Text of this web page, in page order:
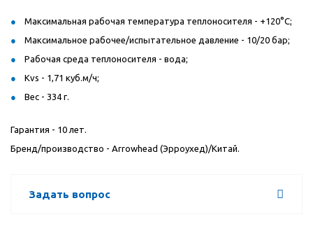
Максимальная рабочая температура теплоносителя - +120°С;
Максимальное рабочее/испытательное давление - 10/20 бар;
Рабочая среда теплоносителя - вода;
Kvs - 1,71 куб.м/ч;
Вес - 334 г.
Гарантия - 10 лет.
Бренд/производство - Arrowhead (Эрроухед)/Китай.
Задать вопрос